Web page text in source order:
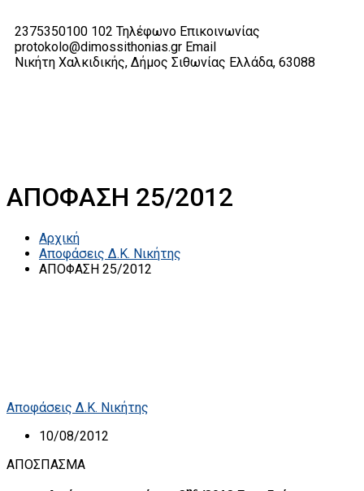
2375350100 102 Τηλέφωνο Επικοινωνίας
protokolo@dimossithonias.gr Email
Νικήτη Χαλκιδικής, Δήμος Σιθωνίας Ελλάδα, 63088
ΑΠΟΦΑΣΗ 25/2012
Αρχική
Αποφάσεις Δ.Κ. Νικήτης
ΑΠΟΦΑΣΗ 25/2012
Αποφάσεις Δ.Κ. Νικήτης
10/08/2012
ΑΠΟΣΠΑΣΜΑ